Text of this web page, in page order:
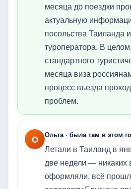
месяца до поездки
актуальную
посольства Таиланда
туроператора. В
стандартного
месяца виза
процесс въезда
проблем.
О Ольга · была там в этом
Летали в Таиланд в
две недели — никаких
оформляли, всё